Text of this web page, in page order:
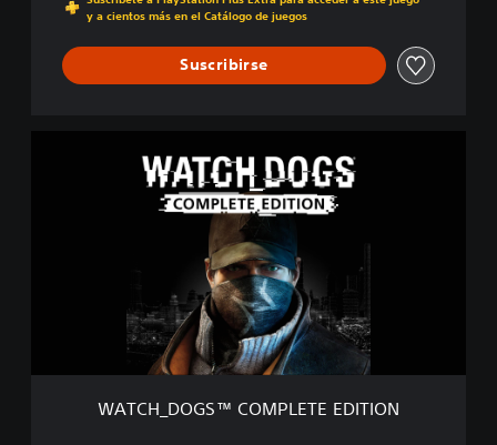
y a cientos más en el Catálogo de juegos
Suscribirse
C
WATCH_DOGS™ COMPLETE EDITION